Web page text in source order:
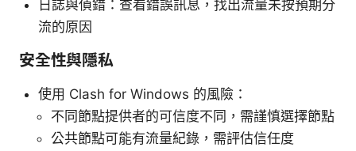
日誌與偵錯：查看錯誤訊息，找出流量未按預期分
流的原因
安全性與隱私
使用 Clash for Windows 的風險：
不同節點提供者的可信度不同，需謹慎選擇節點
公共節點可能有流量紀錄，需評估信任度